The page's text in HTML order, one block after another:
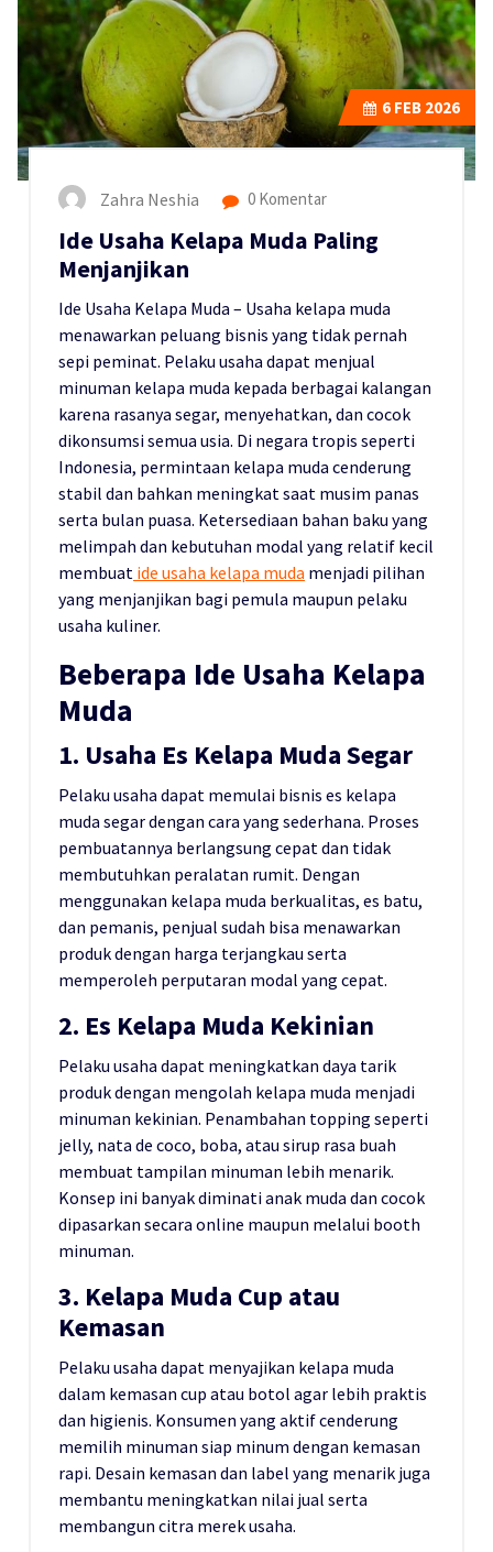
6 FEB 2026
Zahra Neshia 0 Komentar
Ide Usaha Kelapa Muda Paling
Menjanjikan
Ide Usaha Kelapa Muda – Usaha kelapa muda
menawarkan peluang bisnis yang tidak pernah
sepi peminat. Pelaku usaha dapat menjual
minuman kelapa muda kepada berbagai kalangan
karena rasanya segar, menyehatkan, dan cocok
dikonsumsi semua usia. Di negara tropis seperti
Indonesia, permintaan kelapa muda cenderung
stabil dan bahkan meningkat saat musim panas
serta bulan puasa. Ketersediaan bahan baku yang
melimpah dan kebutuhan modal yang relatif kecil
membuat ide usaha kelapa muda menjadi pilihan
yang menjanjikan bagi pemula maupun pelaku
usaha kuliner.
Beberapa Ide Usaha Kelapa
Muda
1. Usaha Es Kelapa Muda Segar
Pelaku usaha dapat memulai bisnis es kelapa
muda segar dengan cara yang sederhana. Proses
pembuatannya berlangsung cepat dan tidak
membutuhkan peralatan rumit. Dengan
menggunakan kelapa muda berkualitas, es batu,
dan pemanis, penjual sudah bisa menawarkan
produk dengan harga terjangkau serta
memperoleh perputaran modal yang cepat.
2. Es Kelapa Muda Kekinian
Pelaku usaha dapat meningkatkan daya tarik
produk dengan mengolah kelapa muda menjadi
minuman kekinian. Penambahan topping seperti
jelly, nata de coco, boba, atau sirup rasa buah
membuat tampilan minuman lebih menarik.
Konsep ini banyak diminati anak muda dan cocok
dipasarkan secara online maupun melalui booth
minuman.
3. Kelapa Muda Cup atau
Kemasan
Pelaku usaha dapat menyajikan kelapa muda
dalam kemasan cup atau botol agar lebih praktis
dan higienis. Konsumen yang aktif cenderung
memilih minuman siap minum dengan kemasan
rapi. Desain kemasan dan label yang menarik juga
membantu meningkatkan nilai jual serta
membangun citra merek usaha.